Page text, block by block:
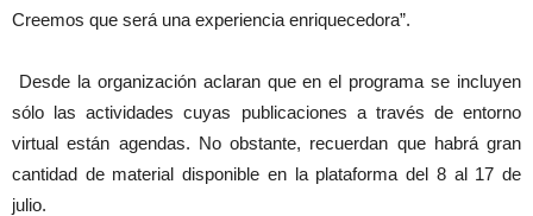
Creemos que será una experiencia enriquecedora”.
Desde la organización aclaran que en el programa se incluyen
sólo las actividades cuyas publicaciones a través de entorno
virtual están agendas. No obstante, recuerdan que habrá gran
cantidad de material disponible en la plataforma del 8 al 17 de
julio.